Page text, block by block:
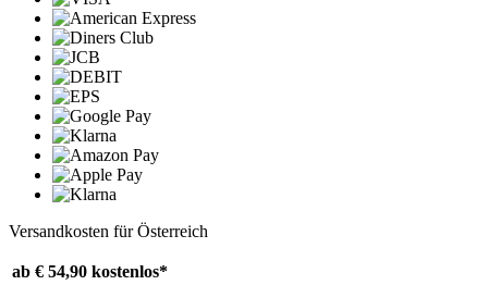
Versandkosten für Österreich
ab € 54,90 kostenlos*